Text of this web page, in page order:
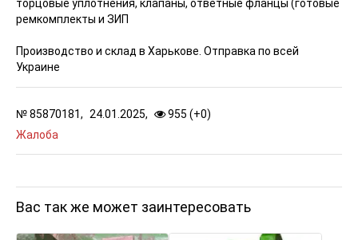
торцовые уплотнения, клапаны, ответные фланцы (готовые
ремкомплекты и ЗИП
Производство и склад в Харькове. Отправка по всей
Украине
№85870181, 24.01.2025, 955 (+0)
Жалоба
Вас так же может заинтересовать